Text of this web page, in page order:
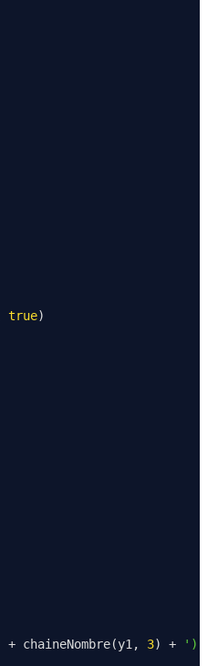
true)
+ chaineNombre(y1 , 3) +
')--